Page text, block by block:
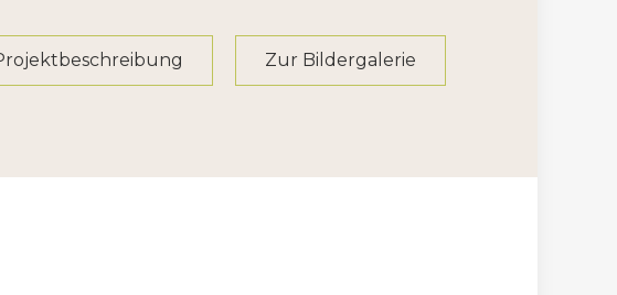
Zur Bildergalerie